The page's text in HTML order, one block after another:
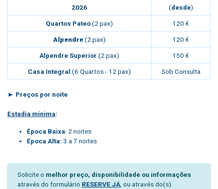
2026 (desde)
Quartos Pateo(2 pax) 120 €
Alpendre(2 pax) 120 €
Alpendre Superior (2 pax) 150 €
Casa Integral (6 Quartos - 12 pax) Sob Consulta
► Preços por noite
Estadia mínima:
Época Baixa: 2 noites
Época Alta: 3 a 7 noites
Solicite o melhor preço, disponibilidade ou informações
através do formulário RESERVE JÁ , ou através do(s)